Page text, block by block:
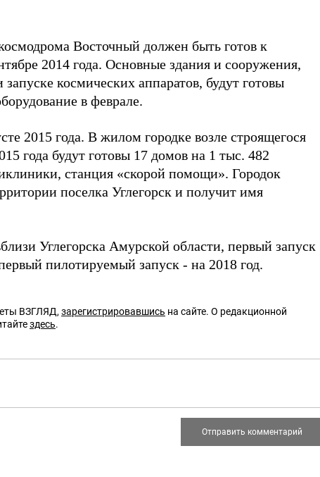
Восточный должен быть готов к
2014 года. Основные здания и сооружения,
космических аппаратов, будут готовы
в феврале.
2015 года. В жилом городке возле строящегося
года будут готовы 17 домов на 1 тыс. 482
станция «скорой помощи». Городок
поселка Углегорск и получит имя
Углегорска Амурской области, первый запуск
пилотируемый запуск - на 2018 год.
ВЗГЛЯД, зарегистрировавшись на сайте. О редакционной
здесь.